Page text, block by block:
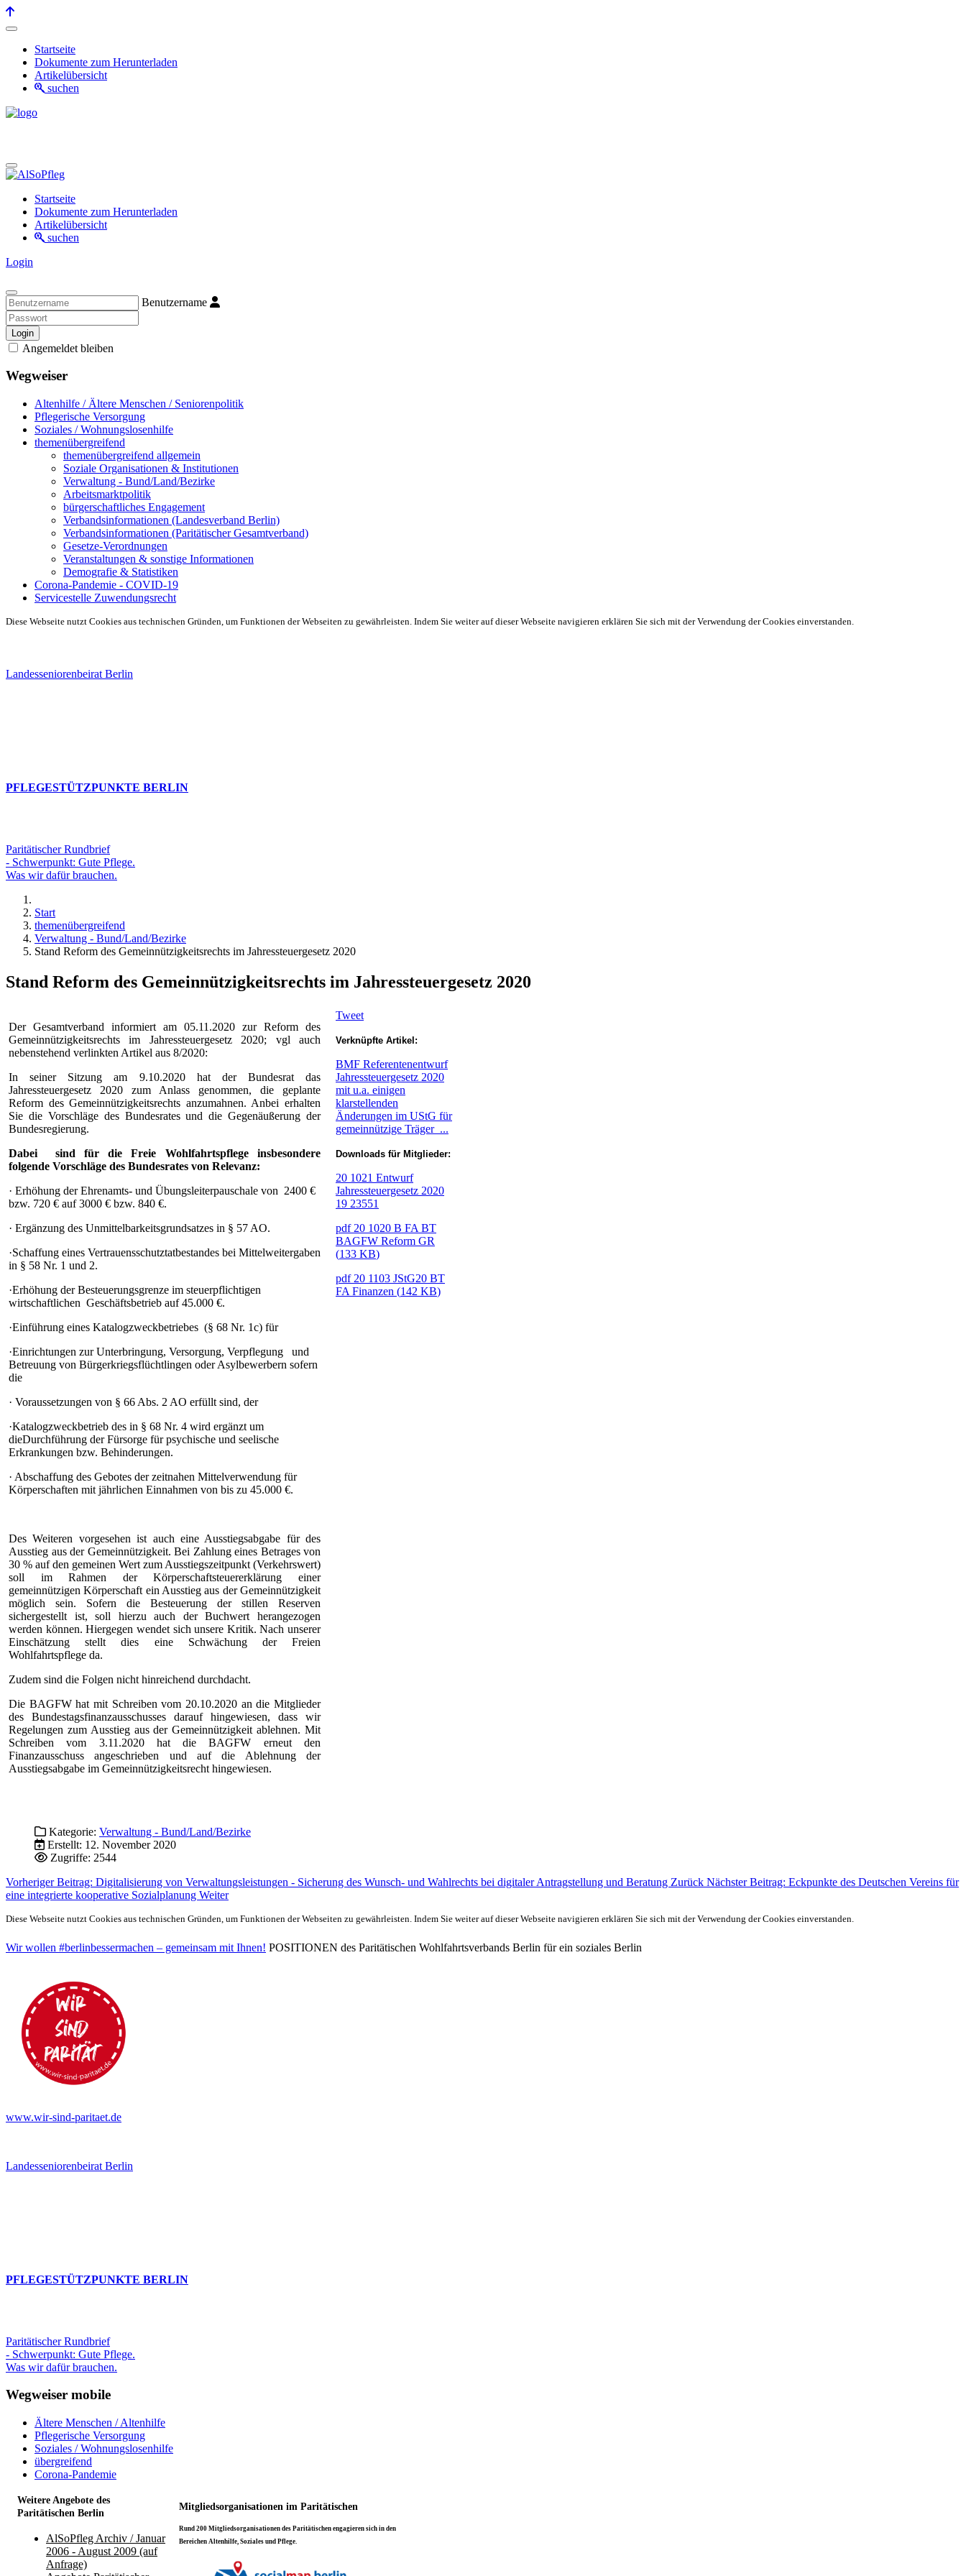
Startseite
Dokumente zum Herunterladen
Artikelübersicht
suchen
Startseite
Dokumente zum Herunterladen
Artikelübersicht
suchen
Login
Benutzername
Login
Angemeldet bleiben
Wegweiser
Altenhilfe / Ältere Menschen / Seniorenpolitik
Pflegerische Versorgung
Soziales / Wohnungslosenhilfe
themenübergreifend
themenübergreifend allgemein
Soziale Organisationen & Institutionen
Verwaltung - Bund/Land/Bezirke
Arbeitsmarktpolitik
bürgerschaftliches Engagement
Verbandsinformationen (Landesverband Berlin)
Verbandsinformationen (Paritätischer Gesamtverband)
Gesetze-Verordnungen
Veranstaltungen & sonstige Informationen
Demografie & Statistiken
Corona-Pandemie - COVID-19
Servicestelle Zuwendungsrecht
Diese Webseite nutzt Cookies aus technischen Gründen, um Funktionen der Webseiten zu gewährleisten. Indem Sie weiter auf dieser Webseite navigieren erklären Sie sich mit der Verwendung der Cookies einverstanden.
Landesseniorenbeirat Berlin
PFLEGESTÜTZPUNKTE BERLIN
Paritätischer Rundbrief
- Schwerpunkt: Gute Pflege.
Was wir dafür brauchen.
Start
themenübergreifend
Verwaltung - Bund/Land/Bezirke
Stand Reform des Gemeinnützigkeitsrechts im Jahressteuergesetz 2020
Stand Reform des Gemeinnützigkeitsrechts im Jahressteuergesetz 2020
Der Gesamtverband informiert am 05.11.2020 zur Reform des
Gemeinnützigkeitsrechts im Jahressteuergesetz 2020; vgl auch
nebenstehend verlinkten Artikel aus 8/2020:
In seiner Sitzung am 9.10.2020 hat der Bundesrat das
Jahressteuergesetz 2020 zum Anlass genommen, die geplante
Reform des Gemeinnützigkeitsrechts anzumahnen. Anbei erhalten
Sie die Vorschläge des Bundesrates und die Gegenäußerung der
Bundesregierung.
Dabei sind für die Freie Wohlfahrtspflege insbesondere
folgende Vorschläge des Bundesrates von Relevanz:
· Erhöhung der Ehrenamts- und Übungsleiterpauschale von 2400 €
bzw. 720 € auf 3000 € bzw. 840 €.
· Ergänzung des Unmittelbarkeitsgrundsatzes in § 57 AO.
·Schaffung eines Vertrauensschutztatbestandes bei Mittelweitergaben
in § 58 Nr. 1 und 2.
·Erhöhung der Besteuerungsgrenze im steuerpflichtigen
wirtschaftlichen Geschäftsbetrieb auf 45.000 €.
·Einführung eines Katalogzweckbetriebes (§ 68 Nr. 1c) für
·Einrichtungen zur Unterbringung, Versorgung, Verpflegung und
Betreuung von Bürgerkriegsflüchtlingen oder Asylbewerbern sofern
die
· Voraussetzungen von § 66 Abs. 2 AO erfüllt sind, der
·Katalogzweckbetrieb des in § 68 Nr. 4 wird ergänzt um
dieDurchführung der Fürsorge für psychische und seelische
Erkrankungen bzw. Behinderungen.
· Abschaffung des Gebotes der zeitnahen Mittelverwendung für
Körperschaften mit jährlichen Einnahmen von bis zu 45.000 €.
Des Weiteren vorgesehen ist auch eine Ausstiegsabgabe für des
Ausstieg aus der Gemeinnützigkeit. Bei Zahlung eines Betrages von
30 % auf den gemeinen Wert zum Ausstiegszeitpunkt (Verkehrswert)
soll im Rahmen der Körperschaftsteuererklärung einer
gemeinnützigen Körperschaft ein Ausstieg aus der Gemeinnützigkeit
möglich sein. Sofern die Besteuerung der stillen Reserven
sichergestellt ist, soll hierzu auch der Buchwert herangezogen
werden können. Hiergegen wendet sich unsere Kritik. Nach unserer
Einschätzung stellt dies eine Schwächung der Freien
Wohlfahrtspflege da.
Zudem sind die Folgen nicht hinreichend durchdacht.
Die BAGFW hat mit Schreiben vom 20.10.2020 an die Mitglieder
des Bundestagsfinanzausschusses darauf hingewiesen, dass wir
Regelungen zum Ausstieg aus der Gemeinnützigkeit ablehnen. Mit
Schreiben vom 3.11.2020 hat die BAGFW erneut den
Finanzausschuss angeschrieben und auf die Ablehnung der
Ausstiegsabgabe im Gemeinnützigkeitsrecht hingewiesen.
Tweet
Verknüpfte Artikel:
BMF Referentenentwurf
Jahressteuergesetz 2020
mit u.a. einigen
klarstellenden
Änderungen im UStG für
gemeinnützige Träger ...
Downloads für Mitglieder:
20 1021 Entwurf
Jahressteuergesetz 2020
19 23551
pdf20 1020 B FA BT
BAGFW Reform GR
(133 KB)
pdf20 1103 JStG20 BT
FA Finanzen (142 KB)
Kategorie: Verwaltung - Bund/Land/Bezirke
Erstellt: 12. November 2020
Zugriffe: 2544
Vorheriger Beitrag: Digitalisierung von Verwaltungsleistungen - Sicherung des Wunsch- und Wahlrechts bei digitaler Antragstellung und Beratung Zurück Nächster Beitrag: Eckpunkte des Deutschen Vereins für
eine integrierte kooperative Sozialplanung Weiter
Diese Webseite nutzt Cookies aus technischen Gründen, um Funktionen der Webseiten zu gewährleisten. Indem Sie weiter auf dieser Webseite navigieren erklären Sie sich mit der Verwendung der Cookies einverstanden.
Wir wollen #berlinbessermachen – gemeinsam mit Ihnen! POSITIONEN des Paritätischen Wohlfahrtsverbands Berlin für ein soziales Berlin
www.wir-sind-paritaet.de
Landesseniorenbeirat Berlin
PFLEGESTÜTZPUNKTE BERLIN
Paritätischer Rundbrief
- Schwerpunkt: Gute Pflege.
Was wir dafür brauchen.
Wegweiser mobile
Ältere Menschen / Altenhilfe
Pflegerische Versorgung
Soziales / Wohnungslosenhilfe
übergreifend
Corona-Pandemie
Weitere Angebote des
Paritätischen Berlin
Mitgliedsorganisationen im Paritätischen
AlSoPfleg Archiv / Januar
2006 - August 2009 (auf
Anfrage)
Rund 200 Mitgliedsorganisationen des Paritätischen engagieren sich in den
Bereichen Altenhilfe, Soziales und Pflege.